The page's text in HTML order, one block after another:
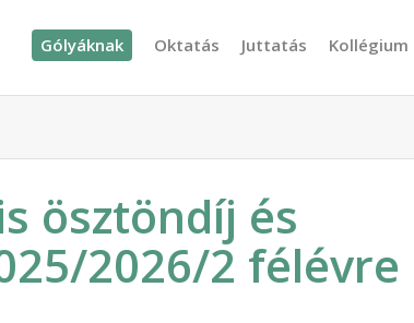
Gólyáknak Oktatás Juttatás Kollégium
ösztöndíj és
2026/2 félévre